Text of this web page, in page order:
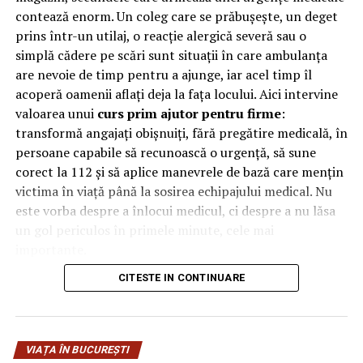
Fripturi la grătar:
Carnea la grătar, cum ar fi
friptura, puiul sau peștele, sunt opțiuni excelente
fără gluten, dacă sunt preparate pe grătare
dedicate sau cu instrumente separate. Asigurați-vă
că solicitați gătirea completă și verificați cu privire
la condimentele utilizate.
Supe:Multe supe clare sau creme de legume pot fi
fără gluten, dar verificați cu atenție lista
ingredientelor pentru a vă asigura că nu conțin
cereale care conțin gluten.
Opțiuni vegetariene:Legumele la grătar, tofu, linte
gătite separat și verificați sosurile și condimentele
Sfaturi suplimentare
contează enorm. Un coleg care se prăbușește, un deget
prins într-un utilaj, o reacție alergică severă sau o
simplă cădere pe scări sunt situații în care ambulanța
are nevoie de timp pentru a ajunge, iar acel timp îl
acoperă oamenii aflați deja la fața locului. Aici intervine
valoarea unui curs prim ajutor pentru firme:
transformă angajați obișnuiți, fără pregătire medicală, în
persoane capabile să recunoască o urgență, să sune
corect la 112 și să aplice manevrele de bază care mențin
victima în viață până la sosirea echipajului medical. Nu
este vorba despre a înlocui medicul, ci despre a nu lăsa
De ce contează primele minute
la locul de muncă
În multe urgențe grave, deznodământul se decide
CITESTE IN CONTINUARE
VIAȚA ÎN BUCUREȘTI